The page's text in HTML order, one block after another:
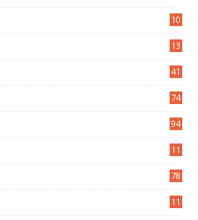
10
13
41
74
94
11
78
11